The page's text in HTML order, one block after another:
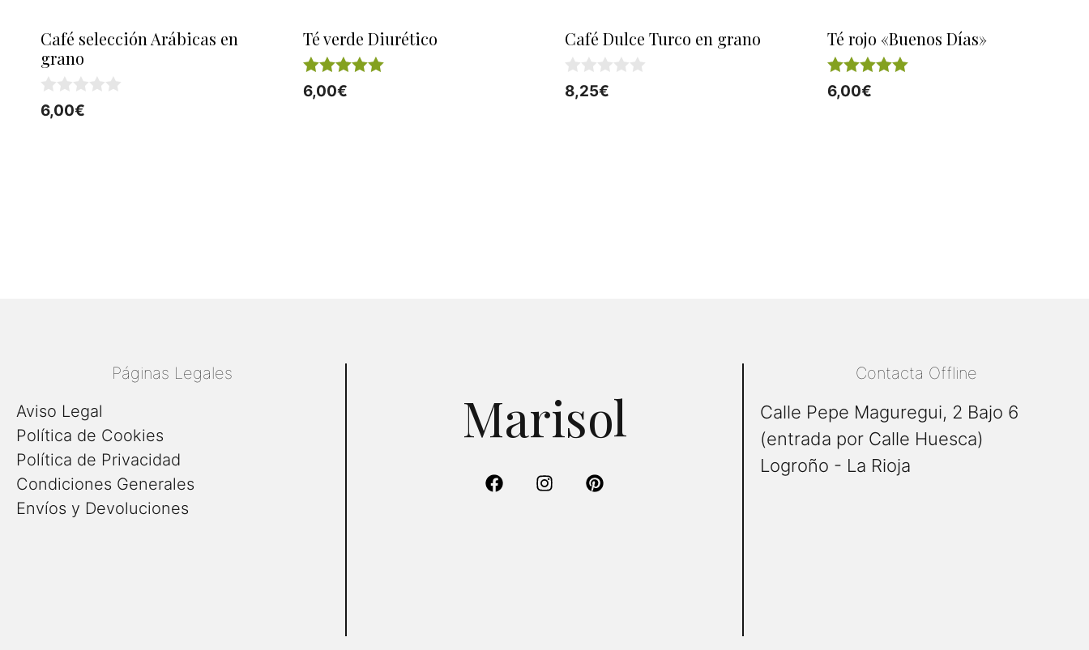
Café selección Arábicas en
grano
0
d
6,00€
Té verde Diurético
5.00
de 5
6,00€
Café Dulce Turco en grano
0
d
8,25€
Té rojo «Buenos Días»
5.00
de 5
6,00€
Páginas Legales
Aviso Legal
Política de Cookies
Política de Privacidad
Condiciones Generales
Envíos y Devoluciones
Marisol
Contacta Offline
Calle Pepe Maguregui, 2 Bajo 6
(entrada por Calle Huesca)
Logroño - La Rioja